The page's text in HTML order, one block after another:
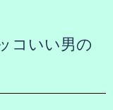
コいい男の